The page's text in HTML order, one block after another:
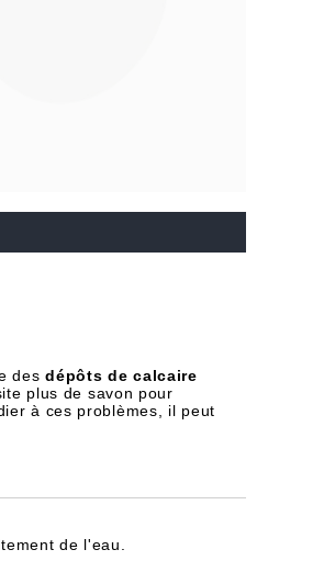
desdépôts de calcaire
plus de savon pour
à ces problèmes, il peut
de l'eau.